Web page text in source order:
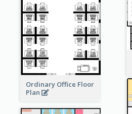
Ordinary Office Floor
Plan